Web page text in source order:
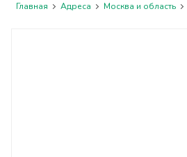
Главная Адреса Москва и область